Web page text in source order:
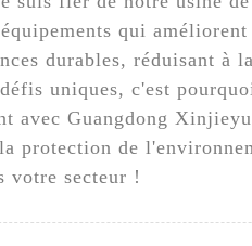
qui
durables, réduisant
uniques, c'est
avec Guangdong
protection de
votre secteur !